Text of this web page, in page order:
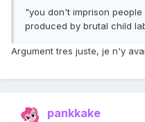
"you don't imprison
produced by brutal child
Argument tres juste, je n'y
pankkake